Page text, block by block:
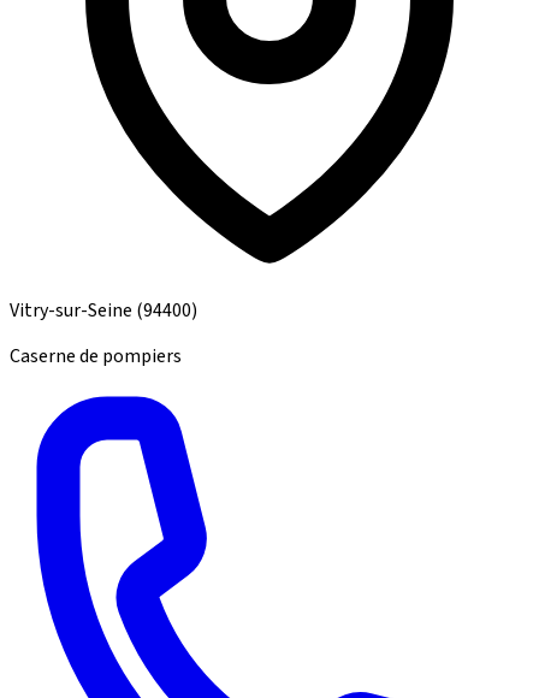
Vitry-sur-Seine (94400)
Caserne de pompiers